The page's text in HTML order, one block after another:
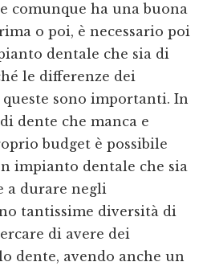
comunque ha una buona
o poi, è necessario poi
dentale che sia di
le differenze dei
sono importanti. In
dente che manca e
budget è possibile
impianto dentale che sia
a durare negli
tantissime diversità di
di avere dei
dente, avendo anche un